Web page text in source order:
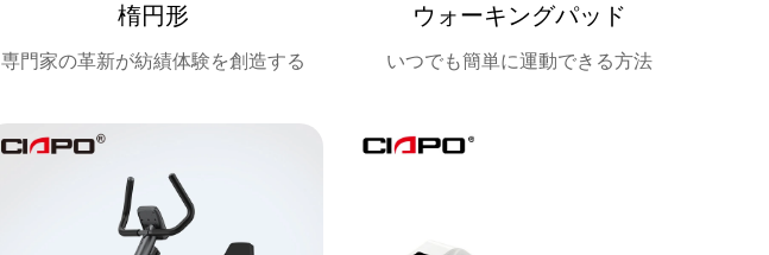
楕円形
専門家の革新が紡績体験を創造する
ウォーキングパッド
いつでも簡単に運動できる方法